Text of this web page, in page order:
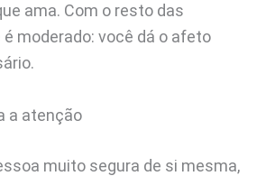
ama. Com o resto das
moderado: você dá o afeto
a atenção
muito segura de si mesma,